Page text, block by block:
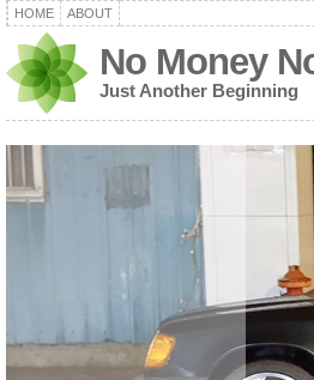
HOME ABOUT
No Money
Just Another Beginning